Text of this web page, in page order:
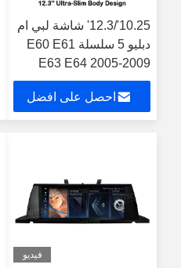
10.25'/12.3' شاشة لبي ام
دبليو 5 سلسلة E60 E61
E63 E64 2005-2009
CCC أندرويد مشغل
الوسائط المتعددة
احصل على افضل
فيديو